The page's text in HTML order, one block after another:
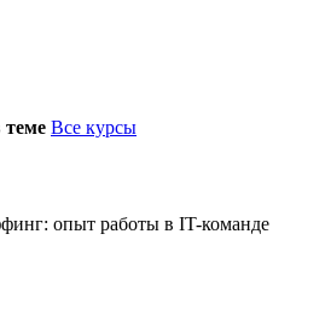
теме Все курсы
опыт работы в IT-команде